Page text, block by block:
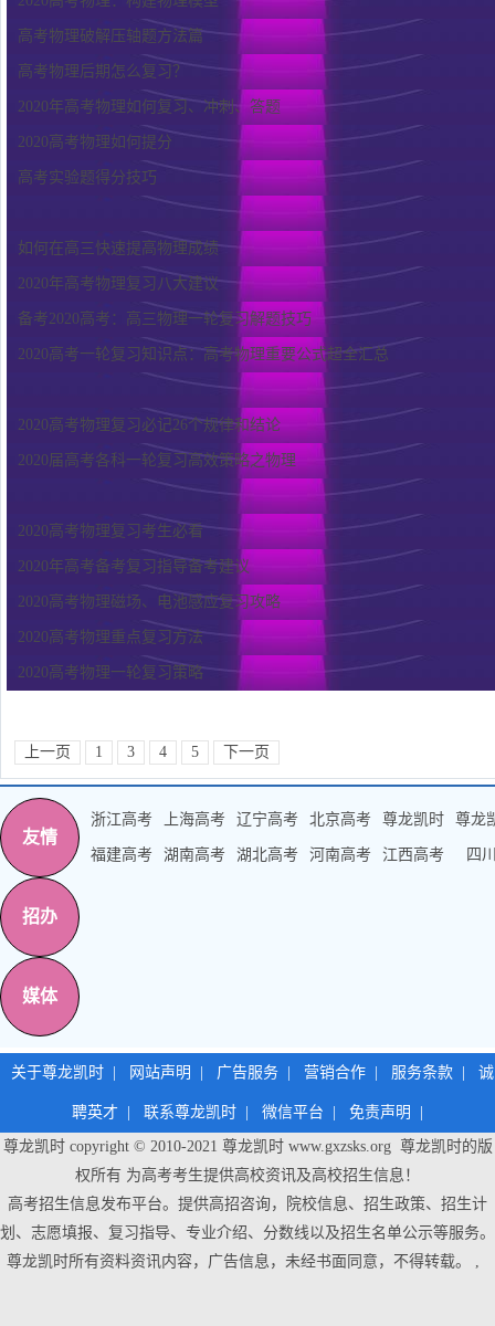
高考物理破解压轴题方法篇
高考物理后期怎么复习？
2020年高考物理如何复习、冲刺、答题
2020高考物理如何提分
高考实验题得分技巧
如何在高三快速提高物理成绩
2020年高考物理复习八大建议
备考2020高考：高三物理一轮复习解题技巧
2020高考一轮复习知识点：高考物理重要公式超全汇总
2020高考物理复习必记26个规律和结论
2020届高考各科一轮复习高效策略之物理
2020高考物理复习考生必看
2020年高考备考复习指导备考建议
2020高考物理磁场、电池感应复习攻略
2020高考物理重点复习方法
2020高考物理一轮复习策略
上一页 1 3 4 5 下一页
友情
浙江高考 上海高考 辽宁高考 北京高考 尊龙凯时 尊龙
福建高考 湖南高考 湖北高考 河南高考 江西高考 四
招办
媒体
关于尊龙凯时 网站声明 广告服务 营销合作 服务条款 诚
聘英才 联系尊龙凯时 微信平台 免责声明
尊龙凯时 copyright © 2010-2021 尊龙凯时www.gxzsks.org 尊龙凯时的版
权所有 为高考考生提供高校资讯及高校招生信息！
高考招生信息发布平台。提供高招咨询，院校信息、招生政策、招生计
划、志愿填报、复习指导、专业介绍、分数线以及招生名单公示等服务。
尊龙凯时所有资料资讯内容，广告信息，未经书面同意，不得转载。 ,